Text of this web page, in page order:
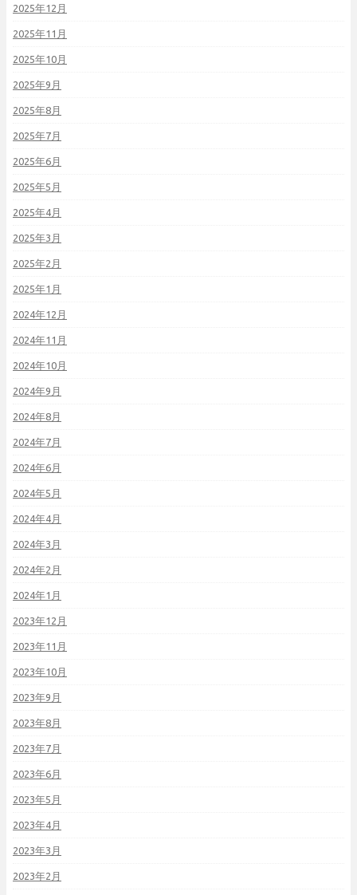
2025年12月
2025年11月
2025年10月
2025年9月
2025年8月
2025年7月
2025年6月
2025年5月
2025年4月
2025年3月
2025年2月
2025年1月
2024年12月
2024年11月
2024年10月
2024年9月
2024年8月
2024年7月
2024年6月
2024年5月
2024年4月
2024年3月
2024年2月
2024年1月
2023年12月
2023年11月
2023年10月
2023年9月
2023年8月
2023年7月
2023年6月
2023年5月
2023年4月
2023年3月
2023年2月